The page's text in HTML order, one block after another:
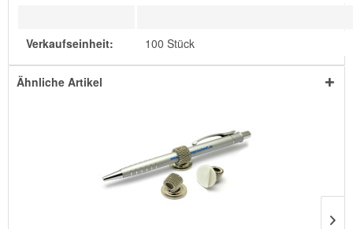
Verkaufseinheit: 100 Stück
Ähnliche Artikel